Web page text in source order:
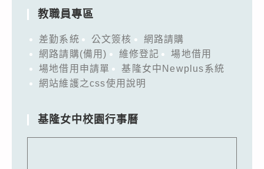
教職員專區
差勤系統 公文簽核
網路請購
網路請購(備用)
維修登記
場地借用
場地借用申請單
基隆女中Newplus系統
網站維護之css使用說明
基隆女中校園行事曆